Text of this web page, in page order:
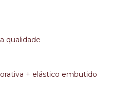
qualidade
+ elástico embutido